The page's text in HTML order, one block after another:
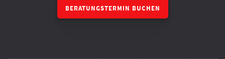
BERATUNGSTERMIN BUCHEN